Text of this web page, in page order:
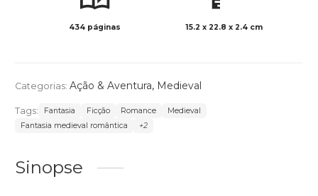
434 páginas 15.2 x 22.8 x 2.4 cm
Categorias: Ação & Aventura, Medieval
Tags: Fantasia Ficção Romance
Medieval
Fantasia medieval romântica
+2
Sinopse